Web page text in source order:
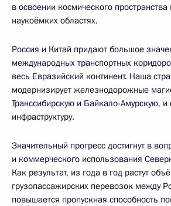
в освоении космического пространства
наукоёмких областях.
Россия и Китай придают большое
международных транспортных
весь Евразийский континент. Наша
модернизирует железнодорожные
Транссибирскую и Байкало-Амурскую, и
инфраструктуру.
Значительный прогресс достигнут в
и коммерческого использования
Как результат, из года в год растут
грузопассажирских перевозок между
повышается пропускная способность